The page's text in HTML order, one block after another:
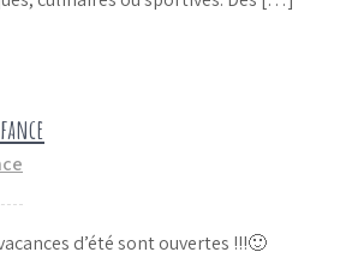
d’été sont ouvertes !!!🙂